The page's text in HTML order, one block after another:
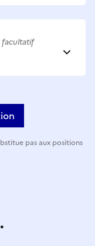
facultatif
pas aux positions